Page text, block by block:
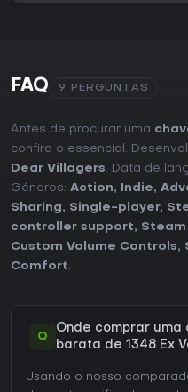
FAQ 9 PERGUNTAS
Antes de procurar uma
confira o essencial.
Dear Villagers. Data de
Géneros: Action, Indie,
Sharing, Single-player,
controller support, Steam
Custom Volume Controls,
Comfort.
Q
Onde comprar uma
barata de 1348 Ex
Usando o nosso